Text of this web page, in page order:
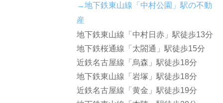
→地下鉄東山線「中村公園」駅の不動
産
地下鉄東山線「中村日赤」駅徒歩13分
地下鉄桜通線「太閤通」駅徒歩15分
近鉄名古屋線「烏森」駅徒歩18分
地下鉄東山線「岩塚」駅徒歩18分
近鉄名古屋線「黄金」駅徒歩19分